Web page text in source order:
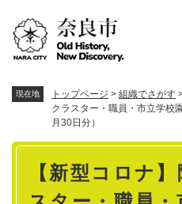
現在地 トップページ > 組織でさがす
クラスター・職員・市立学校
月30日分）
本
【新型コロナ